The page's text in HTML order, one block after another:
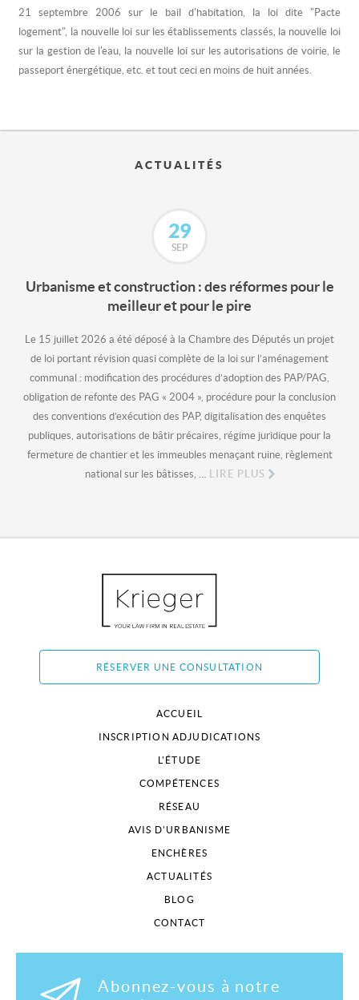
21 septembre 2006 sur le bail d'habitation, la loi dite "Pacte
logement", la nouvelle loi sur les établissements classés, la nouvelle loi
sur la gestion de l'eau, la nouvelle loi sur les autorisations de voirie, le
passeport énergétique, etc. et tout ceci en moins de huit années.
ACTUALITÉS
29
SEP
Urbanisme et construction : des réformes pour le
meilleur et pour le pire
Le 15 juillet 2026 a été déposé à la Chambre des Députés un projet
de loi portant révision quasi complète de la loi sur l’aménagement
communal : modification des procédures d’adoption des PAP/PAG,
obligation de refonte des PAG « 2004 », procédure pour la conclusion
des conventions d’exécution des PAP, digitalisation des enquêtes
publiques, autorisations de bâtir précaires, régime juridique pour la
fermeture de chantier et les immeubles menaçant ruine, règlement
national sur les bâtisses, … LIRE PLUS
RÉSERVER UNE CONSULTATION
ACCUEIL
INSCRIPTION ADJUDICATIONS
L'ÉTUDE
COMPÉTENCES
RÉSEAU
AVIS D'URBANISME
ENCHÈRES
ACTUALITÉS
BLOG
CONTACT
Abonnez-vous à notre